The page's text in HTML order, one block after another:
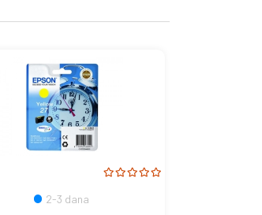
2-3 dana